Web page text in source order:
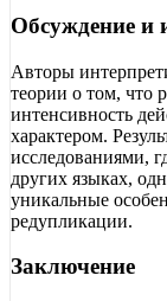
Обсуждение и
Авторы
теории о том, что
интенсивность
характером.
исследованиями,
других языках,
уникальные
редупликации.
Заключение